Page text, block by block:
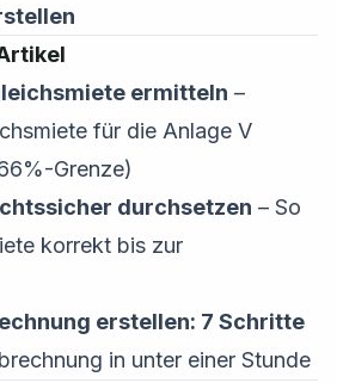
ermitteln –
für die Anlage V
Grenze)
durchsetzen – So
korrekt bis zur
erstellen: 7 Schritte
in unter einer Stunde